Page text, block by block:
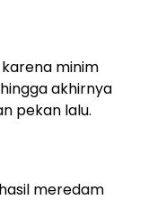
minim
akhirnya
pekan lalu.
meredam